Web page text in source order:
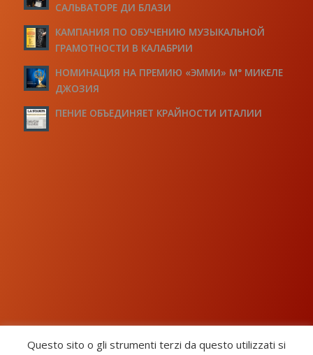
САЛЬВАТОРЕ ДИ БЛАЗИ
КАМПАНИЯ ПО ОБУЧЕНИЮ МУЗЫКАЛЬНОЙ
ГРАМОТНОСТИ В КАЛАБРИИ
НОМИНАЦИЯ НА ПРЕМИЮ «ЭММИ» М° МИКЕЛЕ
ДЖОЗИЯ
ПЕНИЕ ОБЪЕДИНЯЕТ КРАЙНОСТИ ИТАЛИИ
Questo sito o gli strumenti terzi da questo utilizzati si